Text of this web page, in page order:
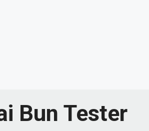
Bun Tester